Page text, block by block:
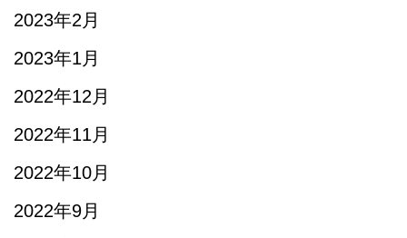
2023年2月
2023年1月
2022年12月
2022年11月
2022年10月
2022年9月